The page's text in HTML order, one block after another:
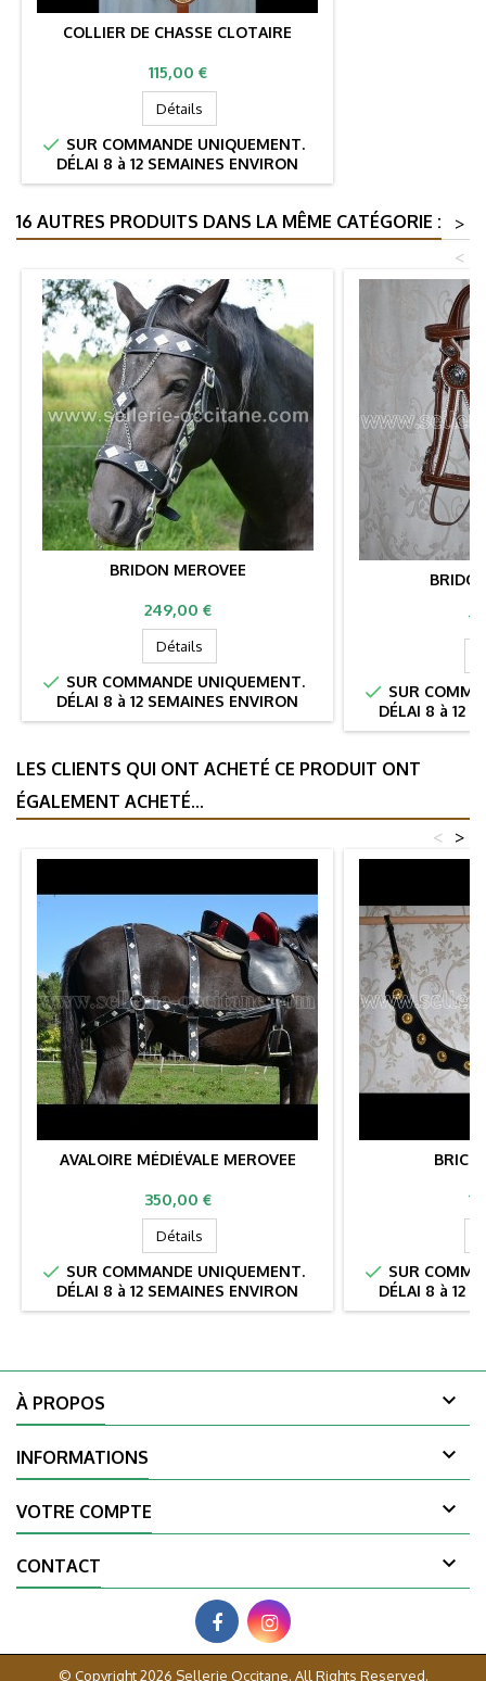
COLLIER DE CHASSE CLOTAIRE
Prix
115,00 €
Détails
 SUR COMMANDE UNIQUEMENT.
DÉLAI 8 à 12 SEMAINES ENVIRON
16 AUTRES PRODUITS DANS LA MÊME CATÉGORIE :
>
<
BRIDON MEROVEE
Prix
249,00 €
Détails
 SUR COMMANDE UNIQUEMENT.
DÉLAI 8 à 12 SEMAINES ENVIRON
 SUR
DÉLAI 8 à 12
LES CLIENTS QUI ONT ACHETÉ CE PRODUIT ONT
ÉGALEMENT ACHETÉ...
>
<
AVALOIRE MÉDIÉVALE MEROVEE
Prix
350,00 €
Détails
 SUR COMMANDE UNIQUEMENT.
DÉLAI 8 à 12 SEMAINES ENVIRON
 SUR
DÉLAI 8 à 12
À PROPOS 
INFORMATIONS 
VOTRE COMPTE 
CONTACT 
© Copyright 2026 Sellerie Occitane. All Rights Reserved.